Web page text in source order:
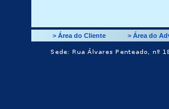
> Área do Cliente > Área do